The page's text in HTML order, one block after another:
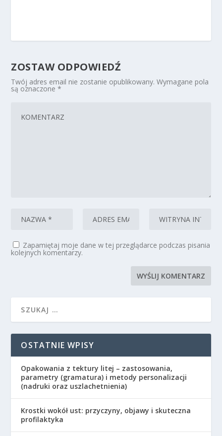
ZOSTAW ODPOWIEDŹ
Twój adres email nie zostanie opublikowany. Wymagane pola
są oznaczone*
Zapamiętaj moje dane w tej przeglądarce podczas pisania
kolejnych komentarzy.
OSTATNIE WPISY
Opakowania z tektury litej – zastosowania,
parametry (gramatura) i metody personalizacji
(nadruki oraz uszlachetnienia)
Krostki wokół ust: przyczyny, objawy i skuteczna
profilaktyka